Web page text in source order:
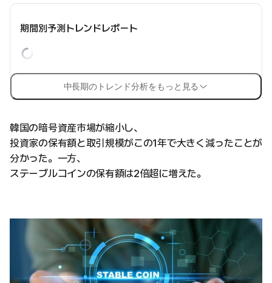
期間別予測トレンドレポート
中長期のトレンド分析をもっと見る
韓国の暗号資産市場が縮小し、
投資家の保有額と取引規模がこの1年で大きく減ったことが
分かった。一方、
ステーブルコインの保有額は2倍超に増えた。